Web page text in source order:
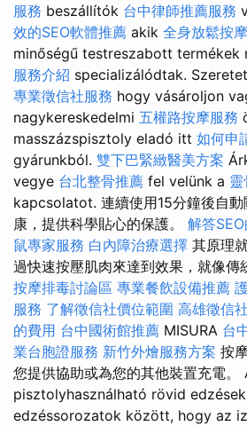
服務 beszállítók 台中律師推薦服務
效的SEO軟體推薦 akik 全身放鬆按摩
minőségű testreszabott termékek
服務介紹 specializálódtak.
專業徵信社服務 hogy vásároljon
nagykereskedelmi 五權路按摩服務
masszázspisztoly eladó itt 如何申
gyárunkból. 雙下巴緊緻醫美方案
vegye 台北整骨推薦 fel velünk a
kapcsolatot. 連續使用15分鐘後自動
康，提供科學貼心的保護。 解答
鼠專家服務 白內障治療選擇 其原理
過快速按壓肌肉來達到效果，就像傳
按摩排毒討論區 專業餐飲設備推薦
服務 了解徵信社價位範圍 高雄徵信
的費用 台中國術館推薦 MISURA 台
業台胞證服務 新竹外燴服務方案 按
您提供協助或為您的其他裝置充電。
pisztolyhasználható rövid
edzéssorozatok között, hogy az